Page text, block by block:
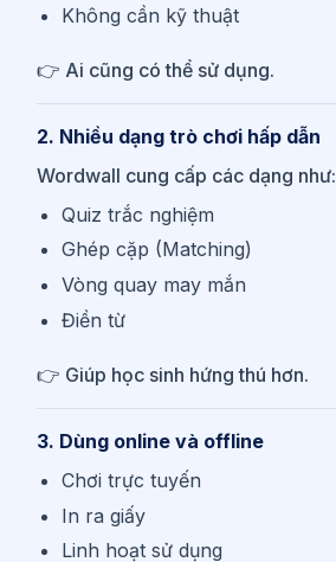
Không cần kỹ thuật
👉 Ai cũng có thể sử dụng.
2. Nhiều dạng trò chơi hấp dẫn
Wordwall cung cấp các dạng như:
Quiz trắc nghiệm
Ghép cặp (Matching)
Vòng quay may mắn
Điền từ
👉 Giúp học sinh hứng thú hơn.
3. Dùng online và offline
Chơi trực tuyến
In ra giấy
Linh hoạt sử dụng